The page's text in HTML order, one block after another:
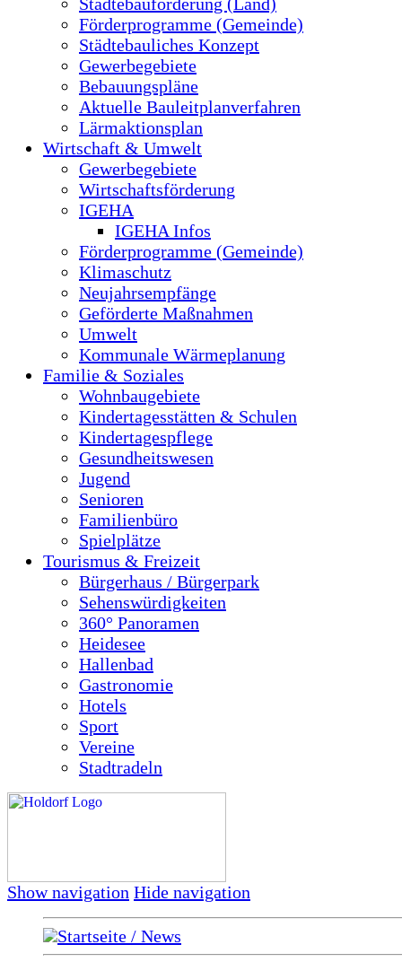
Förderprogramme (Gemeinde)
Städtebauliches Konzept
Gewerbegebiete
Bebauungspläne
Aktuelle Bauleitplanverfahren
Lärmaktionsplan
Wirtschaft & Umwelt
Gewerbegebiete
Wirtschaftsförderung
IGEHA
IGEHA Infos
Förderprogramme (Gemeinde)
Klimaschutz
Neujahrsempfänge
Geförderte Maßnahmen
Umwelt
Kommunale Wärmeplanung
Familie & Soziales
Wohnbaugebiete
Kindertagesstätten & Schulen
Kindertagespflege
Gesundheitswesen
Jugend
Senioren
Familienbüro
Spielplätze
Tourismus & Freizeit
Bürgerhaus / Bürgerpark
Sehenswürdigkeiten
360° Panoramen
Heidesee
Hallenbad
Gastronomie
Hotels
Sport
Vereine
Stadtradeln
Show navigation Hide navigation
Startseite / News